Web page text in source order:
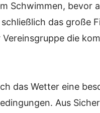
Schwimmen, bevor
das große
die
das Wetter eine
Aus